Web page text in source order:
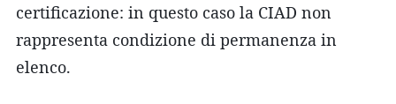
certificazione: in questo caso la CIAD non
rappresenta condizione di permanenza in
elenco.